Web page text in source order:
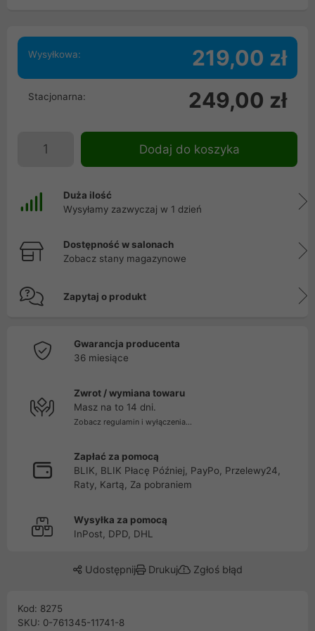
Wysyłkowa: 219,00 zł
Stacjonarna: 249,00 zł
Dodaj do koszyka
Duża ilość
Wysyłamy zazwyczaj w 1 dzień
Dostępność w salonach
Zobacz stany magazynowe
Zapytaj o produkt
Gwarancja producenta
36 miesiące
Zwrot / wymiana towaru
Masz na to 14 dni.
Zobacz regulamin i wyłączenia...
Zapłać za pomocą
BLIK, BLIK Płacę Później, PayPo, Przelewy24,
Raty, Kartą, Za pobraniem
Wysyłka za pomocą
InPost, DPD, DHL
Udostępnij Drukuj Zgłoś błąd
Kod: 8275
SKU: 0-761345-11741-8